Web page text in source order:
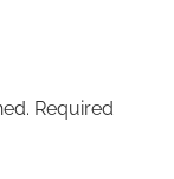
Required